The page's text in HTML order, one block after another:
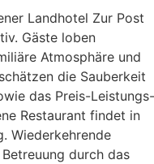
Landhotel Zur Post
Gäste loben
Atmosphäre und
schätzen die Sauberkeit
das Preis-Leistungs-
Restaurant findet in
Wiederkehrende
Betreuung durch das